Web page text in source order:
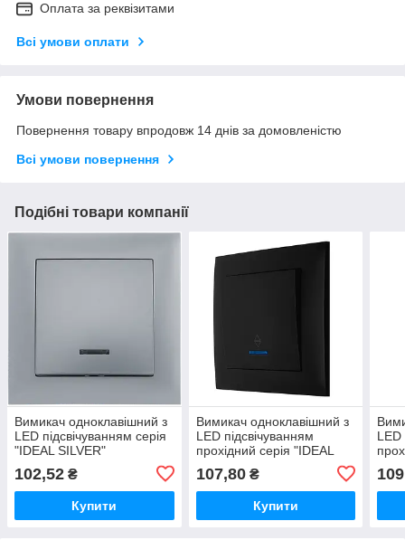
Оплата за реквізитами
Всі умови оплати
Умови повернення
Повернення товару впродовж 14 днів за домовленістю
Всі умови повернення
Подібні товари компанії
Вимикач одноклавішний з
LED підсвічуванням серія
"IDEAL SILVER"
102,52 ₴
Купити
Вимикач одноклавішний з
LED підсвічуванням
прохідний серія "IDEAL
107,80₴
Купити
LED